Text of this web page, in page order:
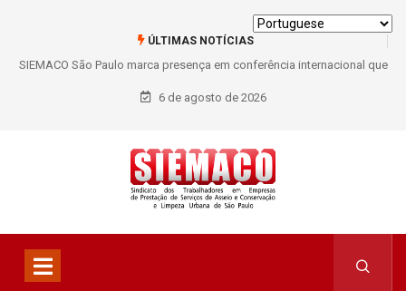
ÚLTIMAS NOTÍCIAS
SIEMACO São Paulo marca presença em conferência internacional que
debate os desafios do setor de limpeza e segurança
6 de agosto de 2026